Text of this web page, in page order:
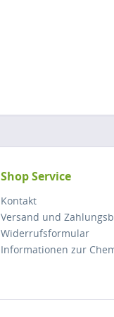
Shop Service
Kontakt
Versand und
Widerrufsformular
Informationen zur